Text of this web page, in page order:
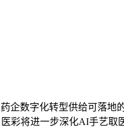
数字化转型供给可落地
彩将进一步深化AI手艺取